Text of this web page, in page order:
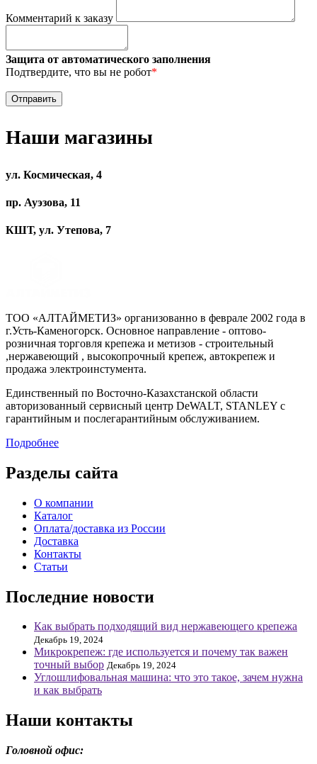
Комментарий к заказу
Защита от автоматического заполнения
Подтвердите, что вы не робот*
Наши магазины
ул. Космическая, 4
пр. Ауэзова, 11
КШТ, ул. Утепова, 7
ТОО «АЛТАЙМЕТИЗ» организованно в феврале 2002 года в
г.Усть-Каменогорск. Основное направление - оптово-
розничная торговля крепежа и метизов - строительный
,нержавеющий , высокопрочный крепеж, автокрепеж и
продажа электроинстумента.
Единственный по Восточно-Казахстанской области
авторизованный сервисный центр DeWALT, STANLEY с
гарантийным и послегарантийным обслуживанием.
Подробнее
Разделы сайта
О компании
Каталог
Оплата/доставка из России
Доставка
Контакты
Статьи
Последние новости
Как выбрать подходящий вид нержавеющего крепежа
Декабрь 19, 2024
Микрокрепеж: где используется и почему так важен
точный выбор Декабрь 19, 2024
Углошлифовальная машина: что это такое, зачем нужна
и как выбрать
Наши контакты
Головной офис: